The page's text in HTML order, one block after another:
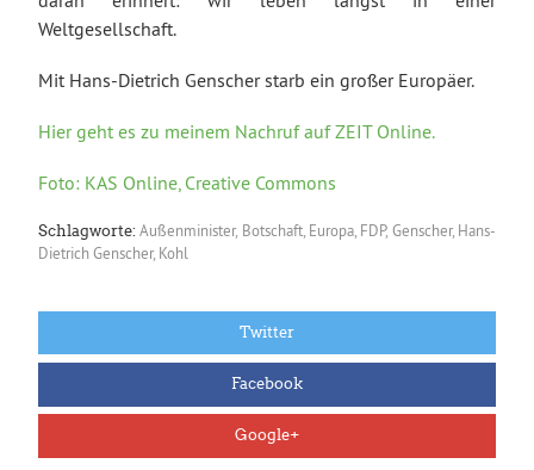
Weltgesellschaft.
Mit Hans-Dietrich Genscher starb ein großer Europäer.
Hier geht es zu meinem Nachruf auf ZEIT Online.
Foto: KAS Online, Creative Commons
Schlagworte: Außenminister, Botschaft, Europa, FDP, Genscher, Hans-
Dietrich Genscher, Kohl
Twitter
Facebook
Google+